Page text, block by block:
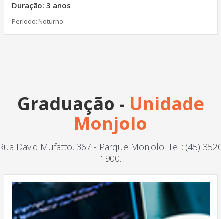
Duração: 3 anos
Período: Noturno
Graduação - Unidade
Monjolo
David Mufatto, 367 - Parque Monjolo. Tel.: (45)
1900.